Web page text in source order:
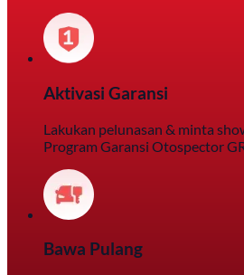
Aktivasi Garansi
Lakukan pelunasan & minta
Program Garansi Otospector
Bawa Pulang